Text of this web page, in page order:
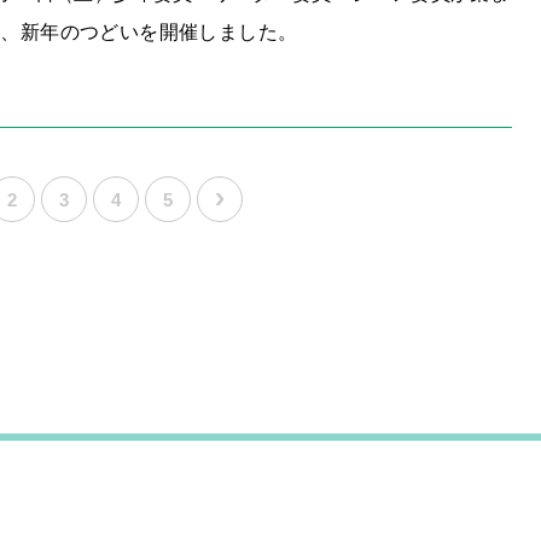
新年のつどいを開催しました。
2 3 4 5